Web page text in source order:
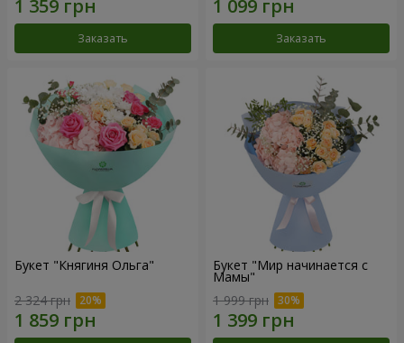
Заказать Заказать
Букет "Княгиня Ольга"
2 324 грн
Букет "Мир начинается с
Мамы"
1 999 грн